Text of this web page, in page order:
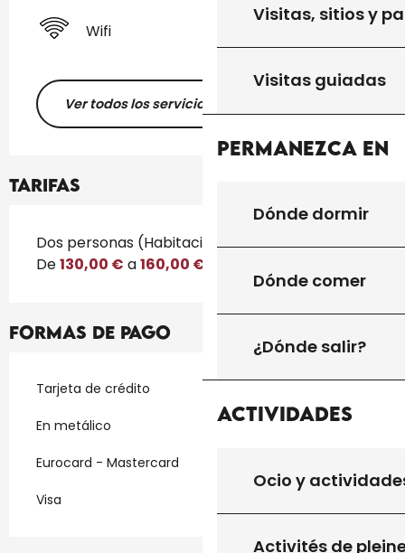
Visitas, sitios y
Visitas guiadas
Permanezca en
Dónde dormir
Dónde comer
¿Dónde salir?
Actividades
Ocio y
Activités de
Wifi
Ver todos los servicios
Tarifas
Tarifas 2026
Dos personas (Habitación casa particular)
De130,00 € a160,00 €
Formas de pago
Tarjeta de crédito
En metálico
Eurocard - Mastercard
Visa